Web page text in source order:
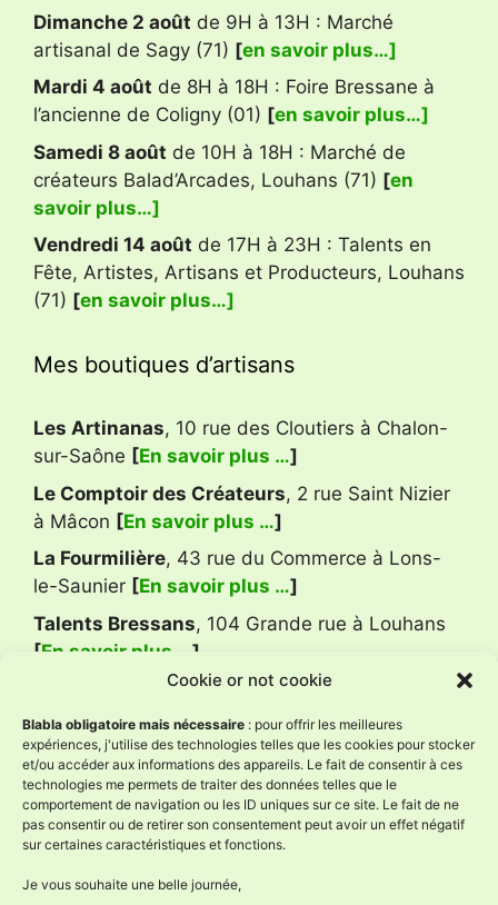
Cookie or not cookie
Blabla obligatoire mais nécessaire : pour offrir les meilleures
expériences, j'utilise des technologies telles que les cookies pour stocker
et/ou accéder aux informations des appareils. Le fait de consentir à ces
technologies me permets de traiter des données telles que le
comportement de navigation ou les ID uniques sur ce site. Le fait de ne
pas consentir ou de retirer son consentement peut avoir un effet négatif
sur certaines caractéristiques et fonctions.
Je vous souhaite une belle journée,
Dimanche 2 août de 9H à 13H : Marché
artisanal de Sagy (71) [en savoir plus…]
Mardi 4 août de 8H à 18H : Foire Bressane à
l’ancienne de Coligny (01) [en savoir plus…]
Samedi 8 août de 10H à 18H : Marché de
créateurs Balad’Arcades, Louhans (71) [en
savoir plus…]
Vendredi 14 août de 17H à 23H : Talents en
Fête, Artistes, Artisans et Producteurs, Louhans
(71) [en savoir plus…]
Mes boutiques d’artisans
Les Artinanas, 10 rue des Cloutiers à Chalon-
sur-Saône [En savoir plus …]
Le Comptoir des Créateurs, 2 rue Saint Nizier
à Mâcon [En savoir plus …]
La Fourmilière, 43 rue du Commerce à Lons-
le-Saunier [En savoir plus …]
Talents Bressans, 104 Grande rue à Louhans
[En savoir plus … ]
Avis Google
L'Âne à Nath
4.9
Basé sur 59 avis
powered byG oogle
évaluez-nous sur